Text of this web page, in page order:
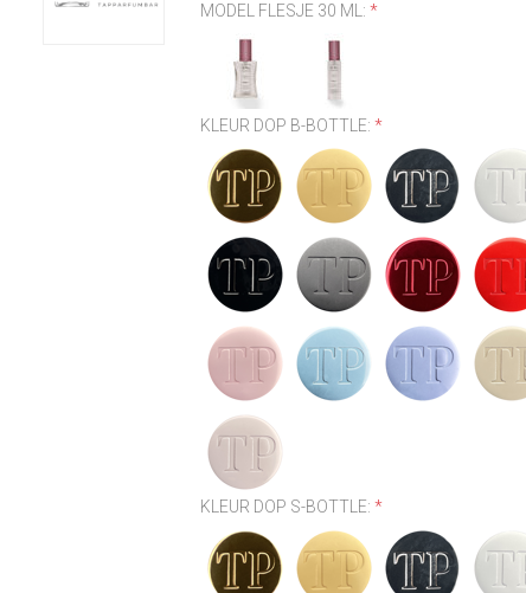
MODEL FLESJE 30 ML:*
KLEUR DOP B-BOTTLE:*
KLEUR DOP S-BOTTLE:*